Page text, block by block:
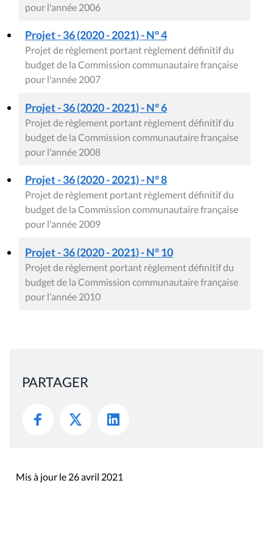
pour l'année 2006
Projet - 36 (2020 - 2021) - N° 4
Projet de règlement portant règlement définitif du
budget de la Commission communautaire française
pour l'année 2007
Projet - 36 (2020 - 2021) - N° 6
Projet de règlement portant règlement définitif du
budget de la Commission communautaire française
pour l'année 2008
Projet - 36 (2020 - 2021) - N° 8
Projet de règlement portant règlement définitif du
budget de la Commission communautaire française
pour l'année 2009
Projet - 36 (2020 - 2021) - N° 10
Projet de règlement portant règlement définitif du
budget de la Commission communautaire française
pour l'année 2010
PARTAGER
Mis à jour le 26 avril 2021